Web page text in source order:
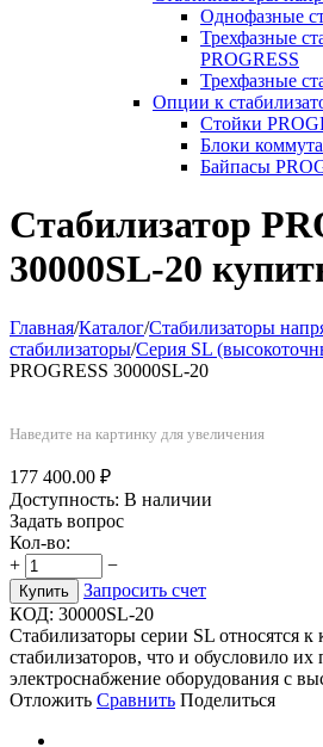
Однофазные
Трехфазные
PROGRESS
Трехфазные
Опции к
Стойки
Блоки
Байпасы
Стабилизатор
30000SL-20
Главная/Каталог/Стабилизаторы
стабилизаторы/Серия SL
PROGRESS 30000SL-20
Наведите на картинку для увеличения
177 400.00 ₽
Доступность: В наличии
Задать вопрос
Кол-во:
+
−
Купить
Запросить счет
КОД: 30000SL-20
Стабилизаторы серии SL относятся
стабилизаторов, что и обусловило
электроснабжение оборудования с
Отложить Сравнить Поделиться